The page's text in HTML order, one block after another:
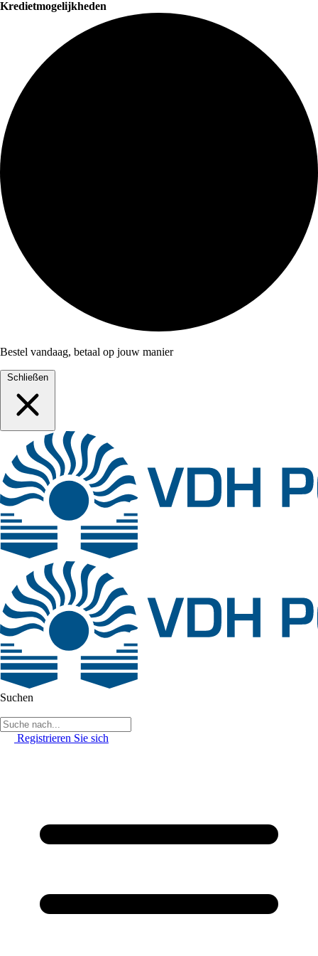
Kredietmogelijkheden
Bestel vandaag, betaal op jouw manier
Schließen
Suchen
Registrieren Sie sich